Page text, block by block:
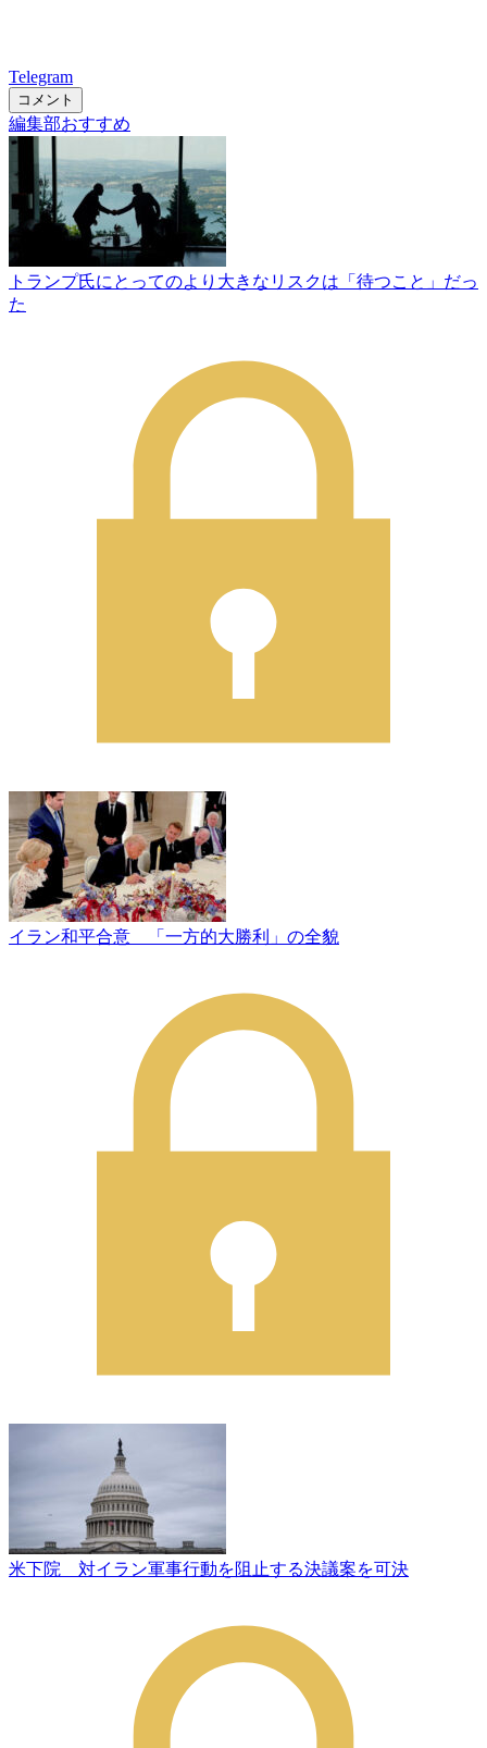
Telegram
コメント
編集部おすすめ
トランプ氏にとってのより大きなリスクは「待つこと」だっ
た
イラン和平合意 「一方的大勝利」の全貌
米下院 対イラン軍事行動を阻止する決議案を可決